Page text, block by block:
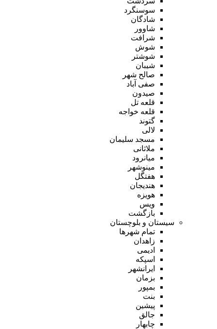
سوسنگرد
شادگان
شاوور
شرافت
شوش
شوشتر
شیبان
صالح شهر
صفی آباد
صیدون
قلعه تل
قلعه خواجه
گتوند
لالی
مسجد سلیمان
ملاثانی
میانرود
مینوشهر
هفتگل
هندیجان
هویزه
ویس
بازگشت
سیستان و بلوچستان
تمام شهر‌ها
زاهدان
ادیمی
اسپکه
ایرانشهر
بزمان
بمپور
بنت
پیشین
جالق
چابهار